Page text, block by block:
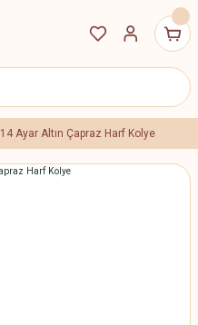
14 Ayar Altın Çapraz Harf Kolye